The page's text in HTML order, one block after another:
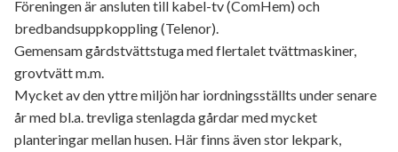
Föreningen är ansluten till kabel-tv (ComHem) och
bredbandsuppkoppling (Telenor).
Gemensam gårdstvättstuga med flertalet tvättmaskiner,
grovtvätt m.m.
Mycket av den yttre miljön har iordningsställts under senare
år med bl.a. trevliga stenlagda gårdar med mycket
planteringar mellan husen. Här finns även stor lekpark,